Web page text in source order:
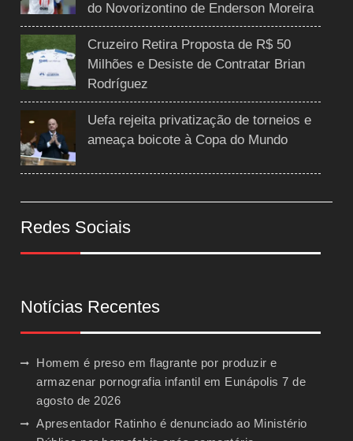
do Novorizontino de Enderson Moreira
Cruzeiro Retira Proposta de R$ 50
Milhões e Desiste de Contratar Brian
Rodríguez
Uefa rejeita privatização de torneios e
ameaça boicote à Copa do Mundo
Redes Sociais
Notícias Recentes
Homem é preso em flagrante por produzir e
armazenar pornografia infantil em Eunápolis 7 de
agosto de 2026
Apresentador Ratinho é denunciado ao Ministério